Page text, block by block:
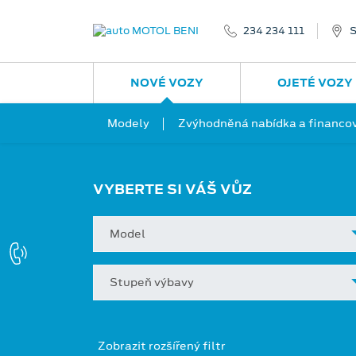
234 234 111
NOVÉ VOZY
Modely Zvýhodněná nabídka a
OJETÉ VOZY
VYBERTE SI VÁŠ VŮZ
Model
Stupeň výbavy
Zobrazit rozšířený filtr